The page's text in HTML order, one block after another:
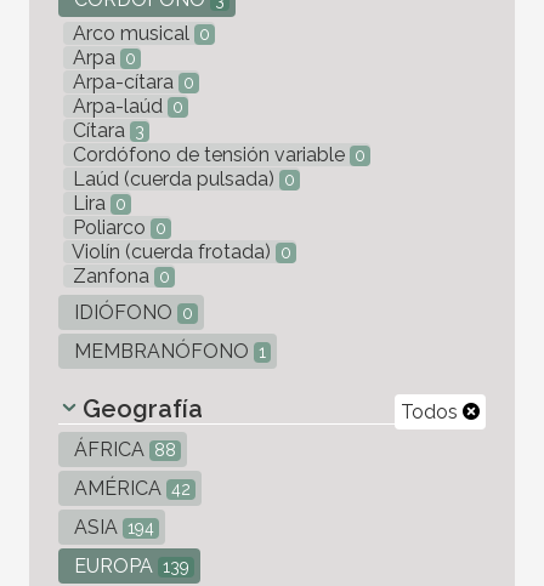
Arco musical 0
Arpa 0
Arpa-cítara 0
Arpa-laúd 0
Cítara 3
Cordófono de tensión variable 0
Laúd (cuerda pulsada) 0
Lira 0
Poliarco 0
Violín (cuerda frotada) 0
Zanfona 0
IDIÓFONO 0
MEMBRANÓFONO 1
Todos
Geografía
ÁFRICA 88
AMÉRICA 42
ASIA 194
EUROPA 139